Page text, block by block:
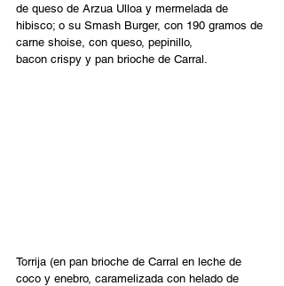
de queso de Arzua Ulloa y mermelada de
hibisco; o su Smash Burger, con 190 gramos de
carne shoise, con queso, pepinillo,
bacon crispy y pan brioche de Carral.
Torrija (en pan brioche de Carral en leche de
coco y enebro, caramelizada con helado de